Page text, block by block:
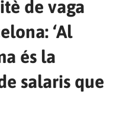
de vaga
‘Al
és la
salaris que